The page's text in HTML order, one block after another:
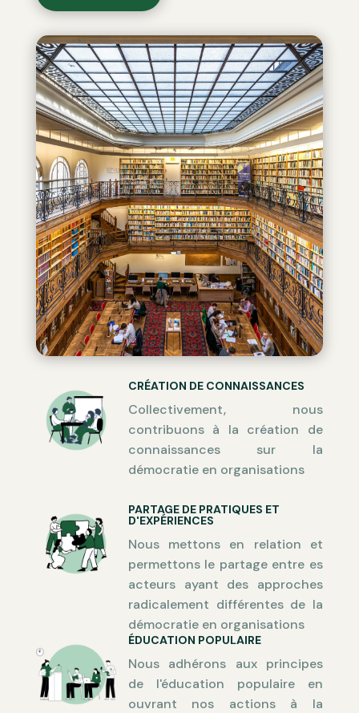
CRÉATION DE CONNAISSANCES
Collectivement, nous
contribuons à la création de
connaissances sur la
démocratie en organisations
PARTAGE DE PRATIQUES ET
D'EXPÉRIENCES
Nous mettons en relation et
permettons le partage entre es
acteurs ayant des approches
radicalement différentes de la
démocratie en organisations
ÉDUCATION POPULAIRE
Nous adhérons aux principes
de l'éducation populaire en
ouvrant nos actions à la